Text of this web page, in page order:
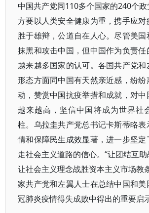
中国共产党同110多个国家的240个
方要以人类安全健康为重，携手应
胜于雄辩，公道自在人心。尽管美
抹黑和攻击中国，但中国作为负责任
越来越多国家的认可。各国共产党
形态方面同中国有天然亲近感，纷
动，赞赏中国抗疫举措和成就，对中
越来越高，坚信中国将成为世界社
柱。乌拉圭共产党总书记卡斯蒂略表
情和保障民生成效显著，进一步坚定
走社会主义道路的信心。“让团结互助
让社会主义理念战胜资本主义市场教
家共产党和左翼人士在总结中国和
冠肺炎疫情得失成败中得出的重要启示